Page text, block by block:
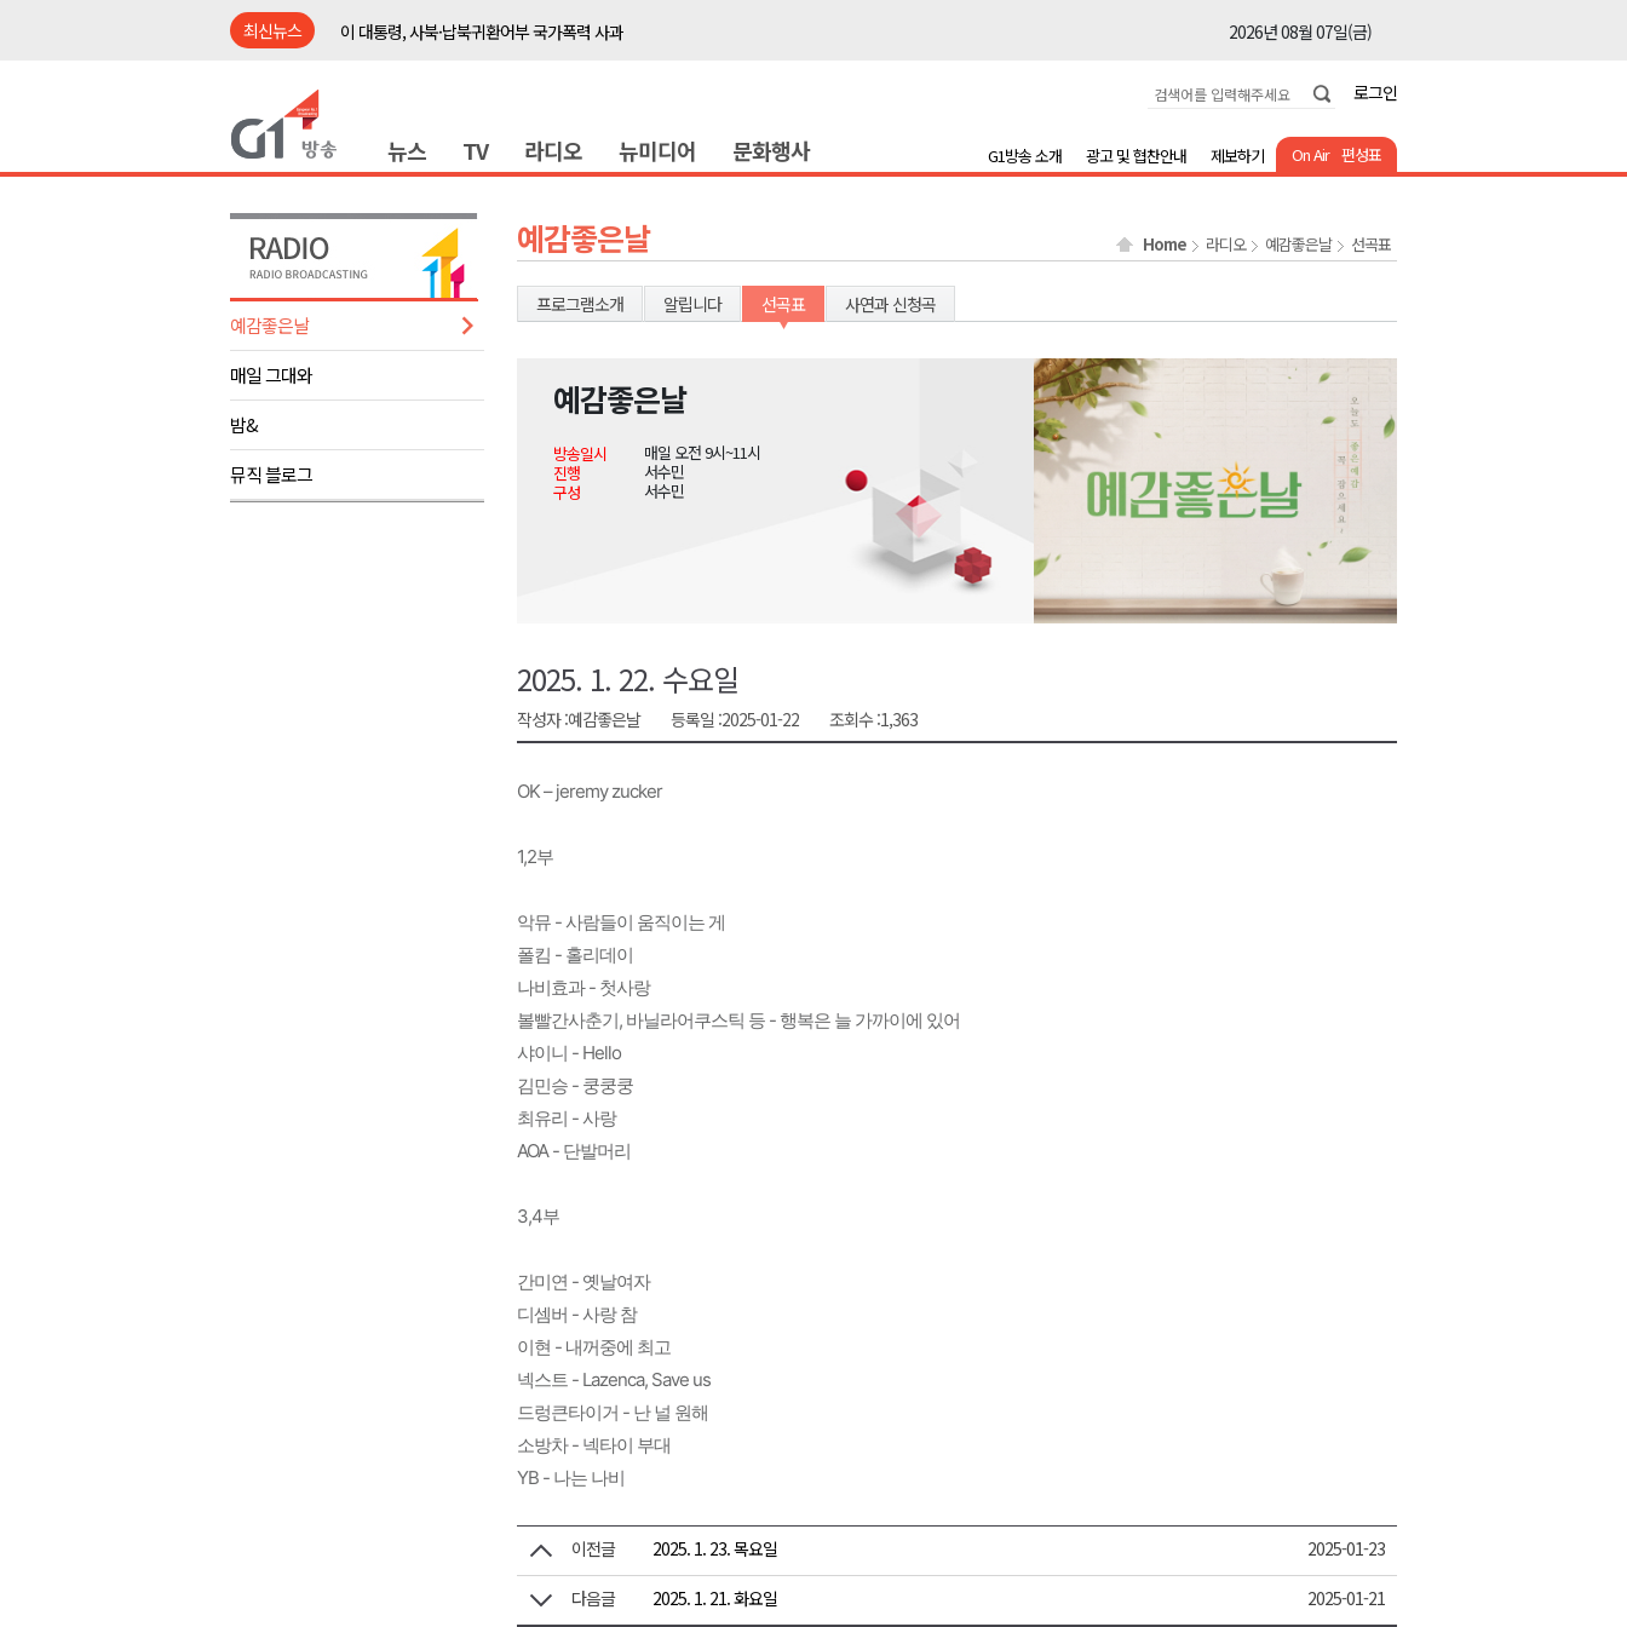
최신뉴스
이 대통령, 사북·납북귀환어부 국가폭력 사과
2026년 08월 07일(금)
2026년 08월 07일(금)
이광재 국회 예결위원장, 강릉시 초청 특별 강연
2026년 08월 07일(금)
육동한 시장, 국제스케이트장 춘천 유치 건의
영월군, 국·도비 확보 보고회 개최
2026년 08월 07일(금)
삼척 공공산후조리원 이전 시급
강원자치도교육청 교감급 이상 387명 인사
도-시군 첫 간담회..우상호 "하나된 공동체"
2026년 08월 07일(금)
이 대통령, 사북·납북귀환어부 국가폭력 사과
2026년 08월 07일(금)
여름축제 더위와 전쟁..물놀이 접목
2026년 08월 07일(금)
강원도, 최휘영 문체부장관과 정책간담회
2026년 08월 07일(금)
2026년 08월 07일(금)
2026년 08월 07일(금)
2026년 08월 07일(금)
삼척 공공산후조리원 이전 시급
강원자치도교육청 교감급 이상 387명 인사
로그인
뉴스 TV 라디오 뉴미디어 문화행사 On Air 편성표
G1방송 소개 광고 및 협찬안내 제보하기
예감좋은날
매일 그대와
밤&
뮤직 블로그
예감좋은날 Home 라디오 예감좋은날 선곡표
프로그램소개 알립니다 선곡표 사연과 신청곡
예감좋은날
방송일시
매일 오전 9시~11시
진행
서수민
구성
서수민
2025. 1. 22. 수요일
작성자 :예감좋은날 등록일 :2025-01-22 조회수 :1,363
OK – jeremy zucker
1,2부
악뮤 - 사람들이 움직이는 게
폴킴 - 홀리데이
나비효과 - 첫사랑
볼빨간사춘기, 바닐라어쿠스틱 등 - 행복은 늘 가까이에 있어
샤이니 - Hello
김민승 - 쿵쿵쿵
최유리 - 사랑
AOA - 단발머리
3,4부
간미연 - 옛날여자
디셈버 - 사랑 참
이현 - 내꺼중에 최고
넥스트 - Lazenca, Save us
드렁큰타이거 - 난 널 원해
소방차 - 넥타이 부대
YB - 나는 나비
이전글 2025. 1. 23. 목요일 2025-01-23
다음글 2025. 1. 21. 화요일 2025-01-21